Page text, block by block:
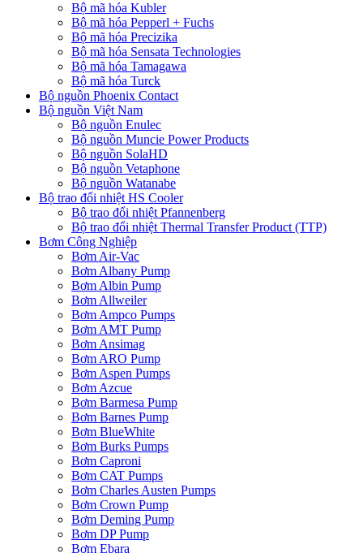
Bộ mã hóa Kubler
Bộ mã hóa Pepperl + Fuchs
Bộ mã hóa Precizika
Bộ mã hóa Sensata Technologies
Bộ mã hóa Tamagawa
Bộ mã hóa Turck
Bộ nguồn Phoenix Contact
Bộ nguồn Việt Nam
Bộ nguồn Enulec
Bộ nguồn Muncie Power Products
Bộ nguồn SolaHD
Bộ nguồn Vetaphone
Bộ nguồn Watanabe
Bộ trao đổi nhiệt HS Cooler
Bộ trao đổi nhiệt Pfannenberg
Bộ trao đổi nhiệt Thermal Transfer Product (TTP)
Bơm Công Nghiệp
Bơm Air-Vac
Bơm Albany Pump
Bơm Albin Pump
Bơm Allweiler
Bơm Ampco Pumps
Bơm AMT Pump
Bơm Ansimag
Bơm ARO Pump
Bơm Aspen Pumps
Bơm Azcue
Bơm Barmesa Pump
Bơm Barnes Pump
Bơm BlueWhite
Bơm Burks Pumps
Bơm Caproni
Bơm CAT Pumps
Bơm Charles Austen Pumps
Bơm Crown Pump
Bơm Deming Pump
Bơm DP Pump
Bơm Ebara